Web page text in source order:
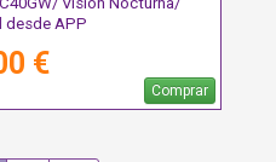
desde APP
€
Comprar